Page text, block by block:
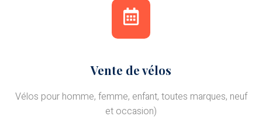
Vente de vélos
Vélos pour homme, femme, enfant, toutes marques, neuf
et occasion)